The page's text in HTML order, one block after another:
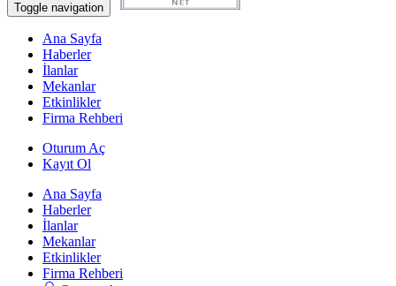
Toggle navigation
Ana Sayfa
Haberler
İlanlar
Mekanlar
Etkinlikler
Firma Rehberi
Oturum Aç
Kayıt Ol
Ana Sayfa
Haberler
İlanlar
Mekanlar
Etkinlikler
Firma Rehberi